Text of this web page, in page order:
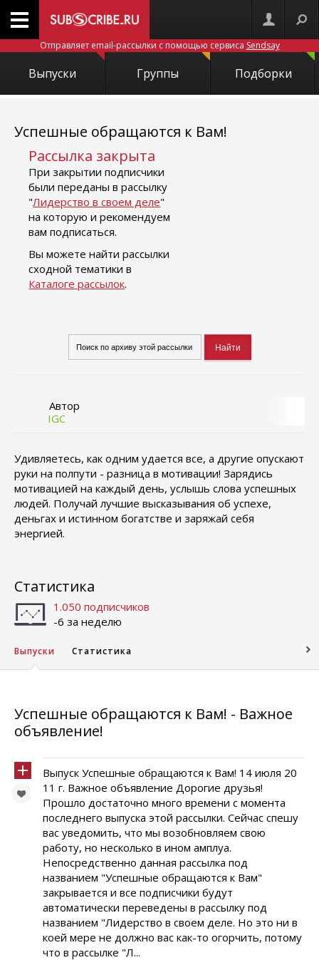
Отправляет email-рассылки с помощью сервиса Sendsay
Выпуски Группы Подборки
Успешные обращаются к Вам!
Рассылка закрыта
При закрытии подписчики
были переданы в рассылку
"Лидерство в своем деле"
на которую и рекомендуем
вам подписаться.
Вы можете найти рассылки
сходной тематики в
Каталоге рассылок.
Автор
IGC
Удивляетесь, как одним удается все, а другие опускают
руки на полпути - разница в мотивации! Зарядись
мотивацией на каждый день, услышь слова успешных
людей. Получай лучшие высказывания об успехе,
деньгах и истинном богатстве и заряжай себя
энергией.
Статистика
1.050 подписчиков
-6 за неделю
Выпуски Статистика
Успешные обращаются к Вам! - Важное
объявление!
Выпуск Успешные обращаются к Вам! 14 июля 20
11 г. Важное объявление Дорогие друзья!
Прошло достаточно много времени с момента
последнего выпуска этой рассылки. Сейчас спешу
вас уведомить, что мы возобновляем свою
работу, но несколько в ином амплуа.
Непосредственно данная рассылка под
названием "Успешные обращаются к Вам"
закрывается и все подписчики будут
автоматически переведены в рассылку под
названием "Лидерство в своем деле. Но это ни в
коей мере не должно вас как-то огорчить, потому
что в рассылке "Л...